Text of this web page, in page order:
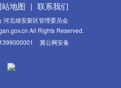
站地图 | 联系我们
河北雄安新区管理委员会
All Rights Reserved.
冀公网安备